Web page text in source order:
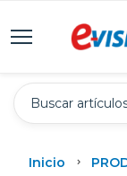
Inicio